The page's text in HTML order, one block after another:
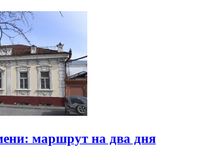
маршрут на два дня